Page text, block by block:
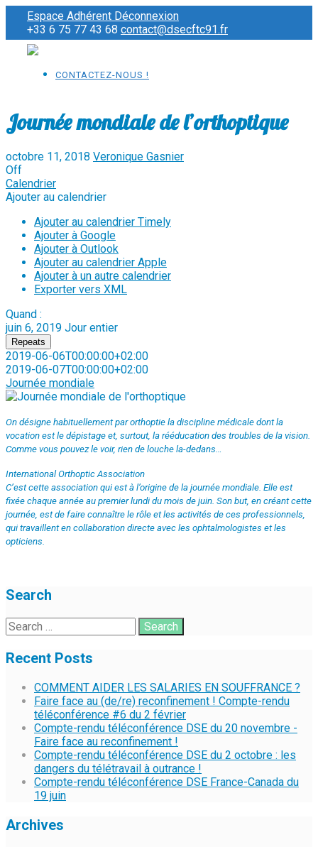
Espace Adhérent Déconnexion
+33 6 75 77 43 68 contact@dsecftc91.fr
CONTACTEZ-NOUS !
Journée mondiale de l’orthoptique
octobre 11, 2018 Veronique Gasnier
Off
Calendrier
Ajouter au calendrier
Ajouter au calendrier Timely
Ajouter à Google
Ajouter à Outlook
Ajouter au calendrier Apple
Ajouter à un autre calendrier
Exporter vers XML
Quand :
juin 6, 2019 Jour entier
Repeats
2019-06-06T00:00:00+02:00
2019-06-07T00:00:00+02:00
Journée mondiale
On désigne habituellement par orthoptie la discipline médicale dont la
vocation est le dépistage et, surtout, la rééducation des troubles de la vision.
Comme vous pouvez le voir, rien de louche la-dedans…
International Orthoptic Association
C’est cette association qui est à l’origine de la journée mondiale. Elle est
fixée chaque année au premier lundi du mois de juin. Son but, en créant cette
journée, est de faire connaître le rôle et les activités de ces professionnels,
qui travaillent en collaboration directe avec les ophtalmologistes et les
opticiens.
Search
Recent Posts
COMMENT AIDER LES SALARIES EN SOUFFRANCE ?
Faire face au (de/re) reconfinement ! Compte-rendu
téléconférence #6 du 2 février
Compte-rendu téléconférence DSE du 20 novembre -
Faire face au reconfinement !
Compte-rendu téléconférence DSE du 2 octobre : les
dangers du télétravail à outrance !
Compte-rendu téléconférence DSE France-Canada du
19 juin
Archives